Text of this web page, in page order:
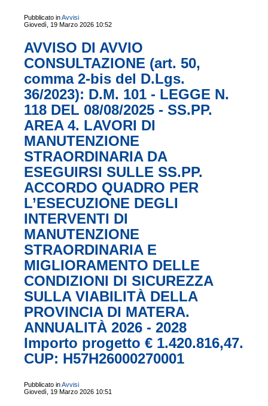
Pubblicato inAvvisi
Giovedì, 19 Marzo 2026 10:52
AVVISO DI AVVIO
CONSULTAZIONE (art. 50,
comma 2-bis del D.Lgs.
36/2023): D.M. 101 - LEGGE N.
118 DEL 08/08/2025 - SS.PP.
AREA 4. LAVORI DI
MANUTENZIONE
STRAORDINARIA DA
ESEGUIRSI SULLE SS.PP.
ACCORDO QUADRO PER
L’ESECUZIONE DEGLI
INTERVENTI DI
MANUTENZIONE
STRAORDINARIA E
MIGLIORAMENTO DELLE
CONDIZIONI DI SICUREZZA
SULLA VIABILITÀ DELLA
PROVINCIA DI MATERA.
ANNUALITÀ 2026 - 2028
Importo progetto € 1.420.816,47.
CUP: H57H26000270001
Pubblicato inAvvisi
Giovedì, 19 Marzo 2026 10:51